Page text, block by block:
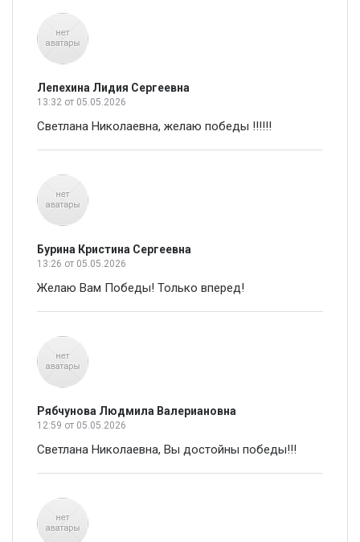
Лепехина Лидия Сергеевна
13:32 от 05.05.2026
Светлана Николаевна, желаю победы !!!!!!
Бурина Кристина Сергеевна
13:26 от 05.05.2026
Желаю Вам Победы! Только вперед!
Рябчунова Людмила Валериановна
12:59 от 05.05.2026
Светлана Николаевна, Вы достойны победы!!!